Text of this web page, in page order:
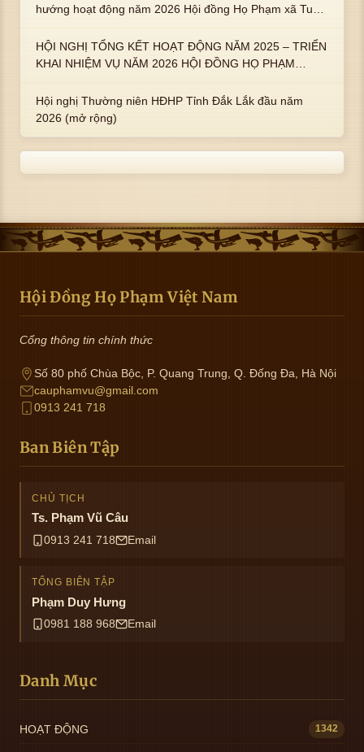
hướng hoạt động năm 2026 Hội đồng Họ Phạm xã Tuy
HỘI NGHỊ TỔNG KẾT HOẠT ĐỘNG NĂM 2025 – TRIỂN
KHAI NHIỆM VỤ NĂM 2026 HỘI ĐỒNG HỌ PHẠM
Hội nghị Thường niên HĐHP Tỉnh Đắk Lắk đầu năm
2026 (mở rộng)
Hội Đồng Họ Phạm Việt Nam
Cổng thông tin chính thức
Số 80 phố Chùa Bộc, P. Quang Trung, Q. Đống Đa, Hà Nội
cauphamvu@gmail.com
0913 241 718
Ban Biên Tập
CHỦ TỊCH
Ts. Phạm Vũ Câu
0913 241 718 Email
TỔNG BIÊN TẬP
Phạm Duy Hưng
0981 188 968 Email
Danh Mục
HOẠT ĐỘNG 1342